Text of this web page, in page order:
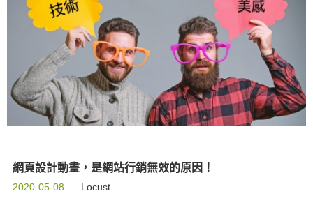
網頁設計動畫，是網站行銷無效的原因！
2020-05-08 Locust